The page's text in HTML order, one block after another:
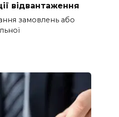
відвантаження
замовлень або